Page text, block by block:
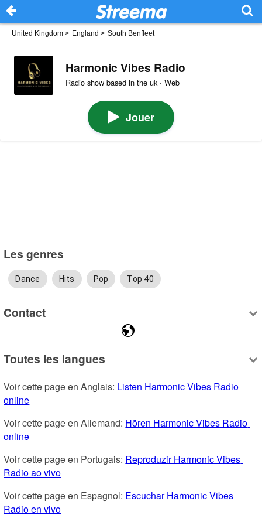
United Kingdom > England > South Benfleet
Harmonic Vibes Radio
Radio show based in the uk · Web
Jouer
Les genres
Dance Hits Pop Top 40
Contact
Toutes les langues
Voir cette page en Anglais: Listen Harmonic Vibes Radio
online
Voir cette page en Allemand: Hören Harmonic Vibes Radio
online
Voir cette page en Portugais: Reproduzir Harmonic Vibes
Radio ao vivo
Voir cette page en Espagnol: Escuchar Harmonic Vibes
Radio en vivo